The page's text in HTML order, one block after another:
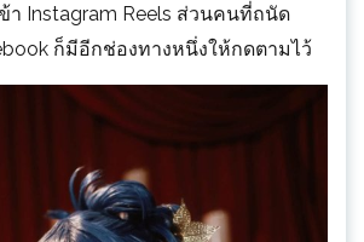
า Instagram Reels ส่วนคนที่ถนัด
ก็มีอีกช่องทางหนึ่งให้กดตามไว้